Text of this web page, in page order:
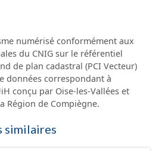
numérisé conformément aux
du CNIG sur le référentiel
de plan cadastral (PCI Vecteur)
données correspondant à
conçu par Oise-les-Vallées et
Région de Compiègne.
similaires